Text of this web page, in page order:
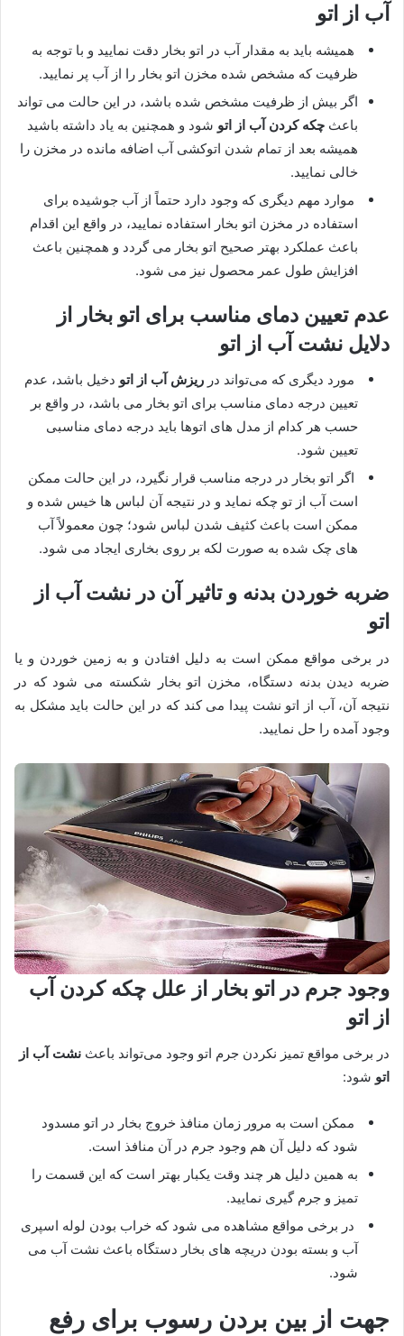
آب از اتو
همیشه باید به مقدار آب در اتو بخار دقت نمایید و با توجه به
ظرفیت که مشخص شده مخزن اتو بخار را از آب پر نمایید.
اگر بیش از ظرفیت مشخص شده باشد، در این حالت می تواند
باعث چکه کردن آب از اتو شود و همچنین به یاد داشته باشید
همیشه بعد از تمام شدن اتوکشی آب اضافه مانده در مخزن را
خالی نمایید.
موارد مهم دیگری که وجود دارد حتماً از آب جوشیده برای
استفاده در مخزن اتو بخار استفاده نمایید، در واقع این اقدام
باعث عملکرد بهتر صحیح اتو بخار می گردد و همچنین باعث
افزایش طول عمر محصول نیز می شود.
عدم تعیین دمای مناسب برای اتو بخار از
دلایل نشت آب از اتو
مورد دیگری که می‌تواند در ریزش آب از اتو دخیل باشد، عدم
تعیین درجه دمای مناسب برای اتو بخار می باشد، در واقع بر
حسب هر کدام از مدل های اتوها باید درجه دمای مناسبی
تعیین شود.
اگر اتو بخار در درجه مناسب قرار نگیرد، در این حالت ممکن
است آب از تو چکه نماید و در نتیجه آن لباس ها خیس شده و
ممکن است باعث کثیف شدن لباس شود؛ چون معمولاً آب
های چک شده به صورت لکه بر روی بخاری ایجاد می شود.
ضربه خوردن بدنه و تاثیر آن در نشت آب از
اتو
در برخی مواقع ممکن است به دلیل افتادن و به زمین خوردن و یا
ضربه دیدن بدنه دستگاه، مخزن اتو بخار شکسته می شود که در
نتیجه آن، آب از اتو نشت پیدا می کند که در این حالت باید مشکل به
وجود آمده را حل نمایید.
وجود جرم در اتو بخار از علل چکه کردن آب
از اتو
در برخی مواقع تمیز نکردن جرم اتو وجود می‌تواند باعث نشت آب از
اتو شود:
ممکن است به مرور زمان منافذ خروج بخار در اتو مسدود
شود که دلیل آن هم وجود جرم در آن منافذ است.
به همین دلیل هر چند وقت یکبار بهتر است که این قسمت را
تمیز و جرم گیری نمایید.
در برخی مواقع مشاهده می شود که خراب بودن لوله اسپری
آب و بسته بودن دریچه های بخار دستگاه باعث نشت آب می
شود.
جهت از بین بردن رسوب برای رفع